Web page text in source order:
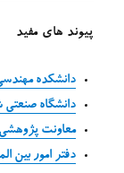
پیوند های مفید
دانشکده
دانشگاه
معاونت پژوهشی
دفتر امور بین